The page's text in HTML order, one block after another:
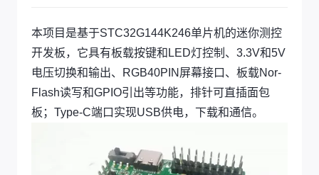
本项目是基于STC32G144K246单片机的迷你测控
开发板，它具有板载按键和LED灯控制、3.3V和5V
电压切换和输出、RGB40PIN屏幕接口、板载Nor-
Flash读写和GPIO引出等功能，排针可直插面包
板；Type-C端口实现USB供电，下载和通信。